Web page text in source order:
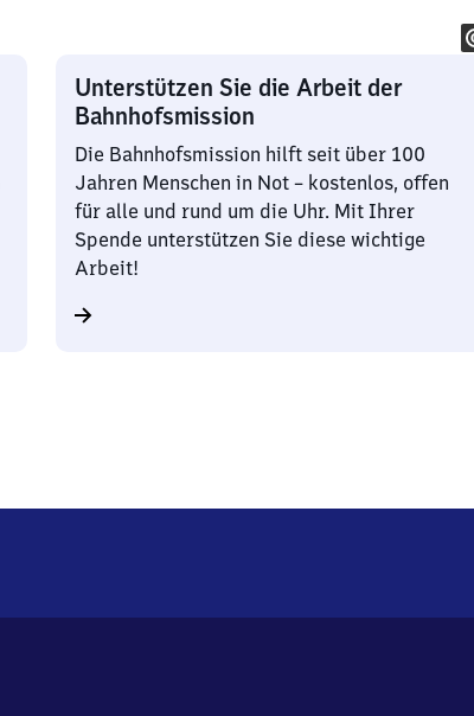
Unterstützen Sie die Arbeit der
Bahnhofsmission
Die Bahnhofsmission hilft seit über 100
Jahren Menschen in Not – kostenlos, offen
für alle und rund um die Uhr. Mit Ihrer
Spende unterstützen Sie diese wichtige
Arbeit!